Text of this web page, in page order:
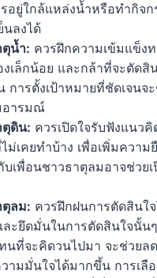
อยู่ใกล้แหล่งน้ำหรือทำกิจก
นลงได้
น้ำ: ควรฝึกความเข้มแข็ง
งเล็กน้อย และกล้าที่จะตัดสิ
การตั้งเป้าหมายที่ชัดเจนจ
อารมณ์
ตุดิน: ควรเปิดใจรับฟังแนว
ม่เคยทำบ้าง เพื่อเพิ่มควา
เพื่อนชาวธาตุลมอาจช่วย
ตุลม: ควรฝึกฝนการตัดสินใจ
ละยึดมั่นในการตัดสินใจนั้น
ที่จะคิดวนไปมา จะช่วยลด
ามมั่นใจได้มากขึ้น การเลื